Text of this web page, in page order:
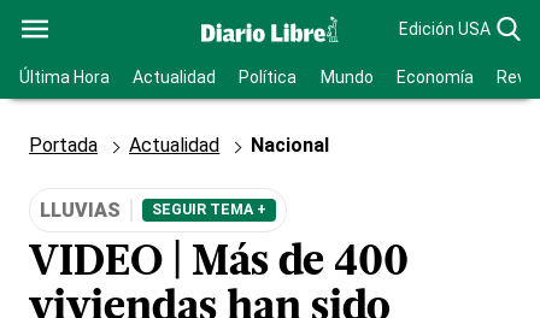
Edición USA
Última Hora Actualidad Política Mundo Economía
Portada Actualidad Nacional
LLUVIAS SEGUIR TEMA +
VIDEO | Más de 400